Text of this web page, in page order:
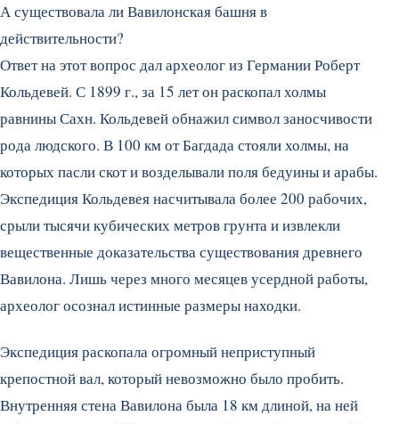
А существовала ли Вавилонская башня в
действительности?
Ответ на этот вопрос дал археолог из Германии Роберт
Кольдевей. С 1899 г., за 15 лет он раскопал холмы
равнины Сахн. Кольдевей обнажил символ заносчивости
рода людского. В 100 км от Багдада стояли холмы, на
которых пасли скот и возделывали поля бедуины и арабы.
Экспедиция Кольдевея насчитывала более 200 рабочих,
срыли тысячи кубических метров грунта и извлекли
вещественные доказательства существования древнего
Вавилона. Лишь через много месяцев усердной работы,
археолог осознал истинные размеры находки.
Экспедиция раскопала огромный неприступный
крепостной вал, который невозможно было пробить.
Внутренняя стена Вавилона была 18 км длиной, на ней